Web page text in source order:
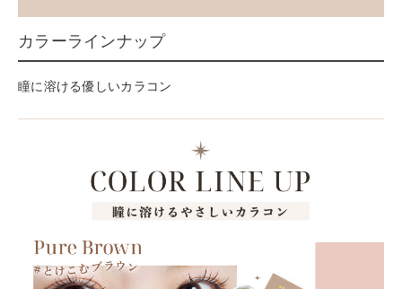
カラーラインナップ
瞳に溶ける優しいカラコン